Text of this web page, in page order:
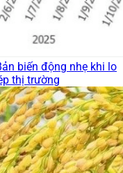
biến động nhẹ khi lo
thị trường